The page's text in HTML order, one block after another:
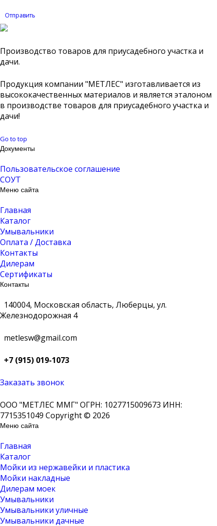
Отправить
Производство товаров для приусадебного участка и
дачи.
Продукция компании "МЕТЛЕС" изготавливается из
высококачественных материалов и является эталоном
в производстве товаров для приусадебного участка и
дачи!
Go to top
Документы
Пользовательское соглашение
СОУТ
Меню сайта
Главная
Каталог
Умывальники
Оплата / Доставка
Контакты
Дилерам
Сертификаты
Контакты
140004, Московская область, Люберцы, ул.
Железнодорожная 4
metlesw@gmail.com
+7 (915) 019-1073
Заказать звонок
ООО "МЕТЛЕС ММГ" ОГРН: 1027715009673 ИНН:
7715351049 Copyright © 2026
Меню сайта
Главная
Каталог
Мойки из нержавейки и пластика
Мойки накладные
Дилерам моек
Умывальники
Умывальники уличные
Умывальники дачные